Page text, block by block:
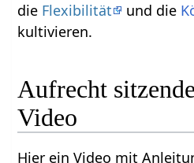
die Flexibilität und die
kultivieren.
Aufrecht
Video
Hier ein Video mit